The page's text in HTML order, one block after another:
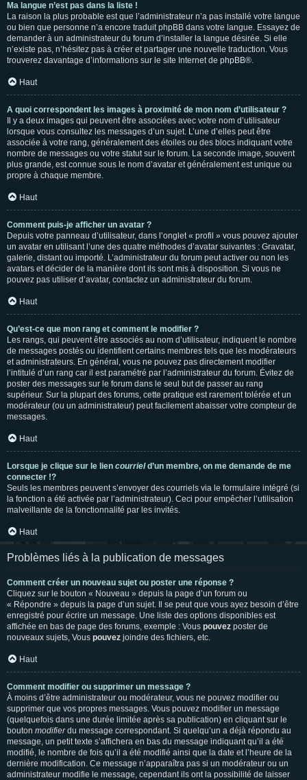
Ma langue n’est pas dans la liste !
La raison la plus probable est que l’administrateur n’a pas installé votre langue
ou bien que personne n’a encore traduit phpBB dans votre langue. Essayez de
demander à un administrateur du forum d’installer la langue désirée. Si elle
n’existe pas, n’hésitez pas à créer et partager une nouvelle traduction. Vous
trouverez davantage d’informations sur le site Internet de phpBB®.
Haut
A quoi correspondent les images à proximité de mon nom d’utilisateur ?
Il y a deux images qui peuvent être associées avec votre nom d’utilisateur
lorsque vous consultez les messages d’un sujet. L’une d’elles peut être
associée à votre rang, généralement des étoiles ou des blocs indiquant votre
nombre de messages ou votre statut sur le forum. La seconde image, souvent
plus grande, est connue sous le nom d’avatar et généralement est unique ou
propre à chaque membre.
Haut
Comment puis-je afficher un avatar ?
Depuis votre panneau d’utilisateur, dans l’onglet « profil » vous pouvez ajouter
un avatar en utilisant l’une des quatre méthodes d’avatar suivantes : Gravatar,
galerie, distant ou importé. L’administrateur du forum peut activer ou non les
avatars et décider de la manière dont ils sont mis à disposition. Si vous ne
pouvez pas utiliser d’avatar, contactez un administrateur du forum.
Haut
Qu’est-ce que mon rang et comment le modifier ?
Les rangs, qui peuvent être associés au nom d’utilisateur, indiquent le nombre
de messages postés ou identifient certains membres tels que les modérateurs
et administrateurs. En général, vous ne pouvez pas directement modifier
l’intitulé d’un rang car il est paramétré par l’administrateur du forum. Évitez de
poster des messages sur le forum dans le seul but de passer au rang
supérieur. Sur la plupart des forums, cette pratique est rarement tolérée et un
modérateur (ou un administrateur) peut facilement abaisser votre compteur de
messages.
Haut
Lorsque je clique sur le lien courrield’un membre, on me demande de me
connecter !?
Seuls les membres peuvent s’envoyer des courriels via le formulaire intégré (si
la fonction a été activée par l’administrateur). Ceci pour empêcher l’utilisation
malveillante de la fonctionnalité par les invités.
Haut
Problèmes liés à la publication de messages
Comment créer un nouveau sujet ou poster une réponse ?
Cliquez sur le bouton « Nouveau » depuis la page d’un forum ou
« Répondre » depuis la page d’un sujet. Il se peut que vous ayez besoin d’être
enregistré pour écrire un message. Une liste des options disponibles est
affichée en bas de page des forums, exemple : Vous pouvez poster de
nouveaux sujets, Vous pouvez joindre des fichiers, etc.
Haut
Comment modifier ou supprimer un message ?
À moins d’être administrateur ou modérateur, vous ne pouvez modifier ou
supprimer que vos propres messages. Vous pouvez modifier un message
(quelquefois dans une durée limitée après sa publication) en cliquant sur le
bouton modifierdu message correspondant. Si quelqu’un a déjà répondu au
message, un petit texte s’affichera en bas du message indiquant qu’il a été
modifié, le nombre de fois qu’il a été modifié ainsi que la date et l’heure de la
dernière modification. Ce message n’apparaîtra pas si un modérateur ou un
administrateur modifie le message, cependant ils ont la possibilité de laisser